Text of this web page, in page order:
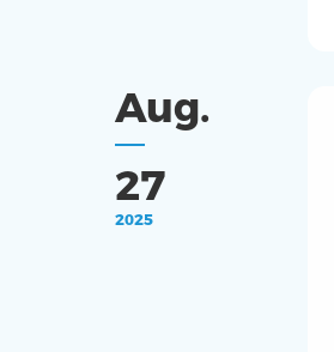
Aug.
27
2025